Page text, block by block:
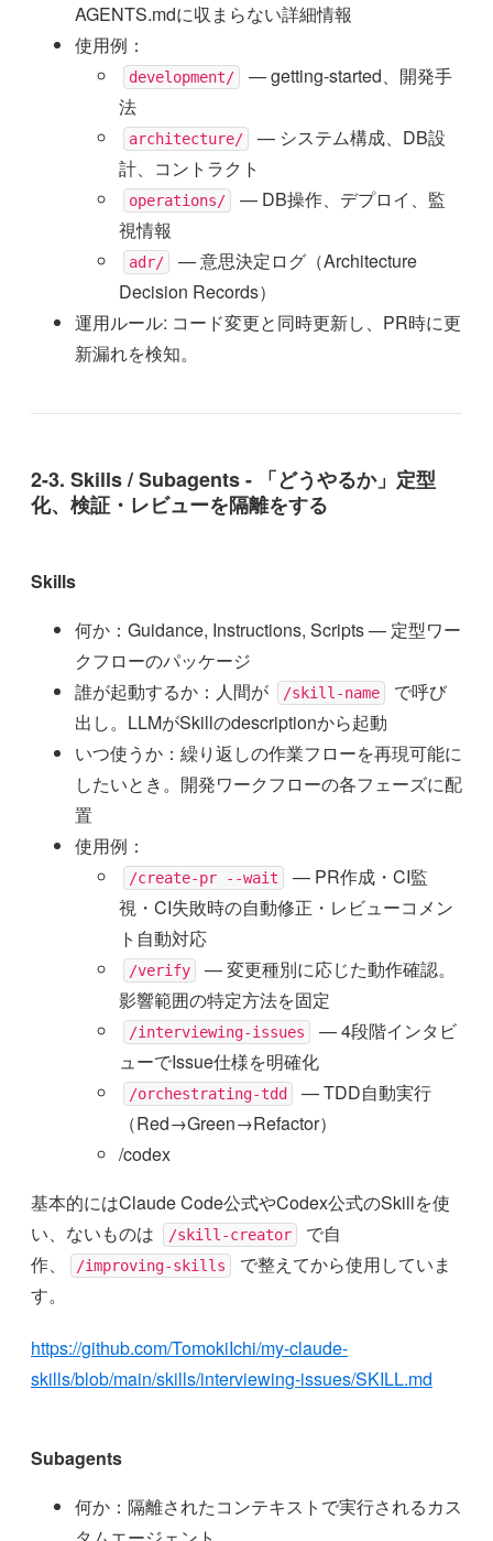
AGENTS.mdに収まらない詳細情報
使用例：
development/
— getting-started、開発手
法
architecture/
— システム構成、DB設
計、コントラクト
operations/
— DB操作、デプロイ、監
視情報
adr/
— 意思決定ログ（Architecture
Decision Records）
運用ルール: コード変更と同時更新し、PR時に更
新漏れを検知。
2-3. Skills / Subagents - 「どうやるか」定型
化、検証・レビューを隔離をする
Skills
何か：Guidance, Instructions, Scripts — 定型ワー
クフローのパッケージ
誰が起動するか：人間が
/skill-name
で呼び
出し。LLMがSkillのdescriptionから起動
いつ使うか：繰り返しの作業フローを再現可能に
したいとき。開発ワークフローの各フェーズに配
置
使用例：
/create-pr --wait
— PR作成・CI監
視・CI失敗時の自動修正・レビューコメン
ト自動対応
/verify
— 変更種別に応じた動作確認。
影響範囲の特定方法を固定
/interviewing-issues
— 4段階インタビ
ューでIssue仕様を明確化
/orchestrating-tdd
— TDD自動実行
（Red→Green→Refactor）
/codex
基本的にはClaude Code公式やCodex公式のSkillを使
い、ないものは
/skill-creator
で自
作、
/improving-skills
で整えてから使用していま
す。
https://github.com/TomokiIchi/my-claude-
skills/blob/main/skills/interviewing-issues/SKILL.md
Subagents
何か：隔離されたコンテキストで実行されるカス